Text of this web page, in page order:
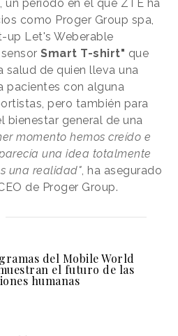
, un periodo en el que ZTE ha
como Proger Group spa,
up Let's Weberable
Smart T-shirt" que
de quien lleva una
pacientes con alguna
pero también para
bienestar general de una
momento hemos creído e
una idea totalmente
una realidad", ha asegurado
de Proger Group.
del Mobile World
el futuro de las
humanas